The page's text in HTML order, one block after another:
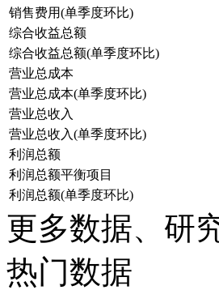
销售费用(单季度环比)
综合收益总额
综合收益总额(单季度环比)
营业总成本
营业总成本(单季度环比)
营业总收入
营业总收入(单季度环比)
利润总额
利润总额平衡项目
利润总额(单季度环比)
更多数据、研
热门数据